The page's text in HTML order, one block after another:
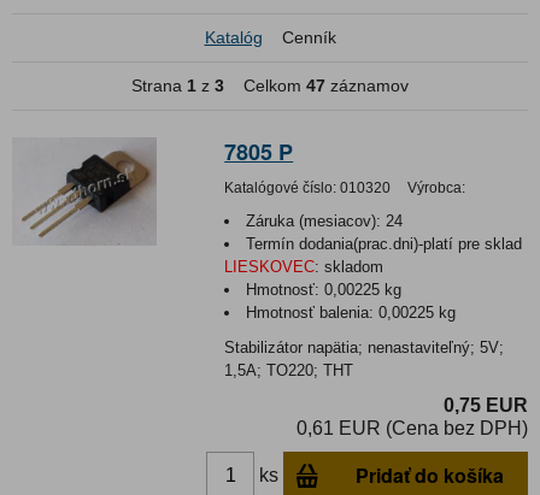
Katalóg Cenník
Strana 1 z 3 Celkom 47 záznamov
7805 P
Katalógové číslo: 010320 Výrobca:
Záruka (mesiacov): 24
Termín dodania(prac.dni)-platí pre sklad
LIESKOVEC: skladom
Hmotnosť:0,00225 kg
Hmotnosť balenia:0,00225 kg
Stabilizátor napätia; nenastaviteľný; 5V;
1,5A; TO220; THT
0,75 EUR
0,61 EUR (Cena bez DPH)
ks Pridať do košíka